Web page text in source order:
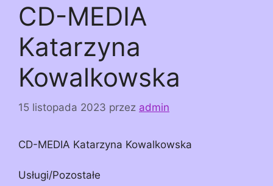
CD-MEDIA
Katarzyna
Kowalkowska
15 listopada 2023 przez admin
CD-MEDIA Katarzyna Kowalkowska
Usługi/Pozostałe